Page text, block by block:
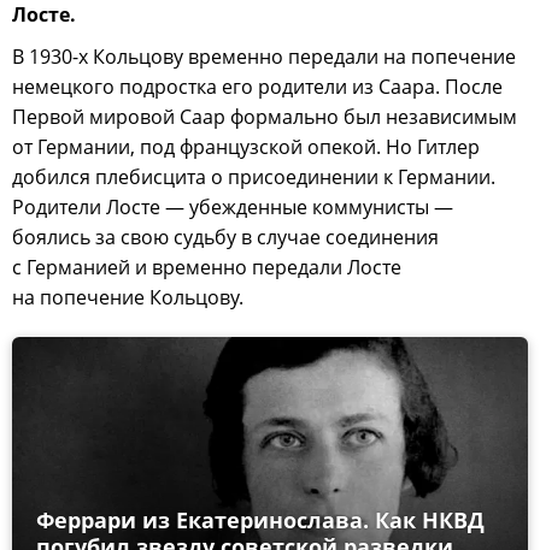
Лосте.
В 1930-х Кольцову временно передали на попечение
немецкого подростка его родители из Саара. После
Первой мировой Саар формально был независимым
от Германии, под французской опекой. Но Гитлер
добился плебисцита о присоединении к Германии.
Родители Лосте — убежденные коммунисты —
боялись за свою судьбу в случае соединения
с Германией и временно передали Лосте
на попечение Кольцову.
Феррари из Екатеринослава. Как НКВД